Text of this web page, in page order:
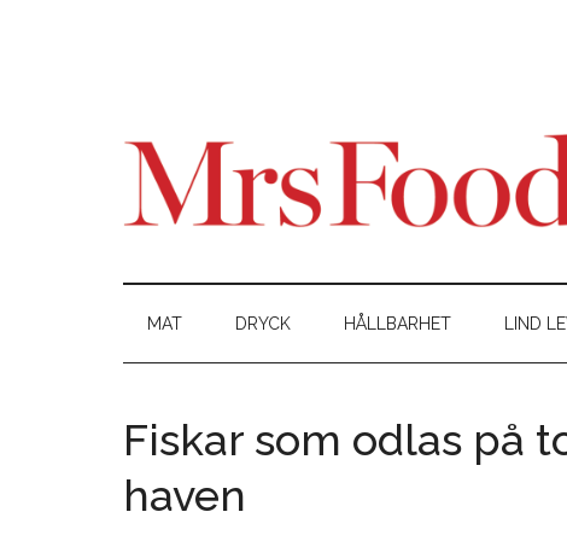
MAT DRYCK HÅLLBARHET LIND
Fiskar som odlas på
haven